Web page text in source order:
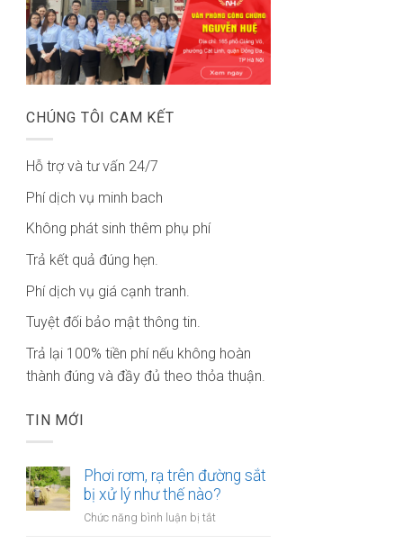
CHÚNG TÔI CAM KẾT
Hỗ trợ và tư vấn 24/7
Phí dịch vụ minh bach
Không phát sinh thêm phụ phí
Trả kết quả đúng hẹn.
Phí dịch vụ giá cạnh tranh.
Tuyệt đối bảo mật thông tin.
Trả lại 100% tiền phí nếu không hoàn
thành đúng và đầy đủ theo thỏa thuận.
TIN MỚI
Phơi rơm, rạ trên đường sắt
bị xử lý như thế nào?
Chức năng bình luận bị tắt